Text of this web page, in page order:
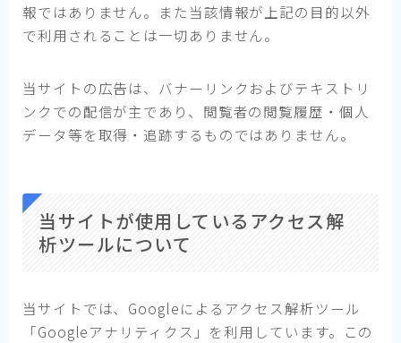
報ではありません。また当該情報が上記の目的以外
で利用されることは一切ありません。
当サイトの広告は、バナーリンクおよびテキストリ
ンクでの配信が主であり、閲覧者の閲覧履歴・個人
データ等を取得・追跡するものではありません。
当サイトが使用しているアクセス解
析ツールについて
当サイトでは、Googleによるアクセス解析ツール
「Googleアナリティクス」を利用しています。この